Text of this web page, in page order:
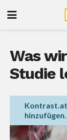
Was
Studie
hinzufügen.